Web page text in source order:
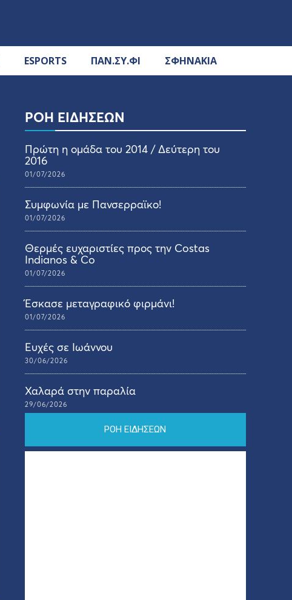
ESPORTS ΠΑΝ.ΣΥ.ΦΙ ΣΦΗΝΑΚΙΑ
ΡΟΗ ΕΙΔΗΣΕΩΝ
Πρώτη η ομάδα του 2014 / Δεύτερη του
2016
01/07/2026
Συμφωνία με Πανσερραϊκο!
01/07/2026
Θερμές ευχαριστίες προς την Costas
Indianos & Co
01/07/2026
Έσκασε μεταγραφικό φιρμάνι!
01/07/2026
Ευχές σε Ιωάννου
30/06/2026
Χαλαρά στην παραλία
29/06/2026
ΡΟΗ ΕΙΔΗΣΕΩΝ